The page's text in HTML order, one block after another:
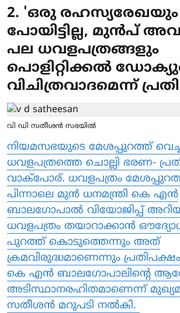
2. 'ഒരു
പോയിട്ടില്ല, മുന്‍പ്
പല ധവളപത്രങ്ങളും
പൊളിറ്റിക്കല്‍
വിചിത്രവാദമെന്ന്
വി ഡി സതീശൻ സഭയിൽ
നിയമസഭയുടെ മേശപ്പുറത്ത്
ധവളപത്രത്തെ ചൊല്ലി ഭരണ-
വാക്‌പോര്. ധവളപത്രം
പിന്നാലെ മുന്‍ ധനമന്ത്രി കെ എന്‍
ബാലഗോപാല്‍ വിയോജിപ്പ്
ധവളപത്രം തയാറാക്കാന്‍
പുറത്ത് കൊടുത്തെന്നും അത്
ക്രമവിരുദ്ധമാണെന്നും പ്രതിപക്ഷം
കെ എന്‍ ബാലഗോപാലിന്റെ
അടിസ്ഥാനരഹിതമാണെന്ന്
സതീശന്‍ മറുപടി നല്‍കി.